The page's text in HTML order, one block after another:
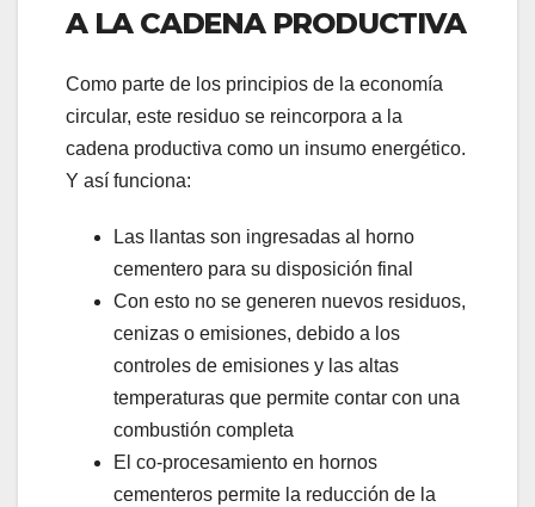
A LA CADENA PRODUCTIVA
Como parte de los principios de la economía
circular, este residuo se reincorpora a la
cadena productiva como un insumo energético.
Y así funciona:
Las llantas son ingresadas al horno
cementero para su disposición final
Con esto no se generen nuevos residuos,
cenizas o emisiones, debido a los
controles de emisiones y las altas
temperaturas que permite contar con una
combustión completa
El co-procesamiento en hornos
cementeros permite la reducción de la